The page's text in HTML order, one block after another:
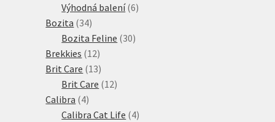
produkty
Výhodná balení 66
Bozita 3434
produktů
Bozita Feline 3030
Brekkies 1212
produktů
Brit Care 1313
produktů
Brit Care 1212
Calibra 44
produkty
Calibra Cat Life 44